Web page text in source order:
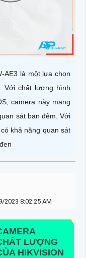
AE3 là một lựa chọn
Với chất lượng hình
camera này mang
sát ban đêm. Với
khả năng quan sát
2023 8:02:25 AM
LƯỢNG
HIKVISION